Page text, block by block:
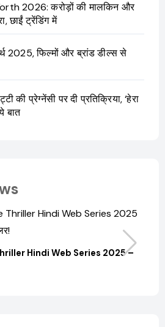
2026: करोड़ों की मालकिन और
छाईं ट्रेंडिंग में
2025, फिल्मों और ब्रांड डील्स से
की प्रेग्नेंसी पर दी प्रतिक्रिया, ‘हेरा
बात
Hindi Web Series 2025 –